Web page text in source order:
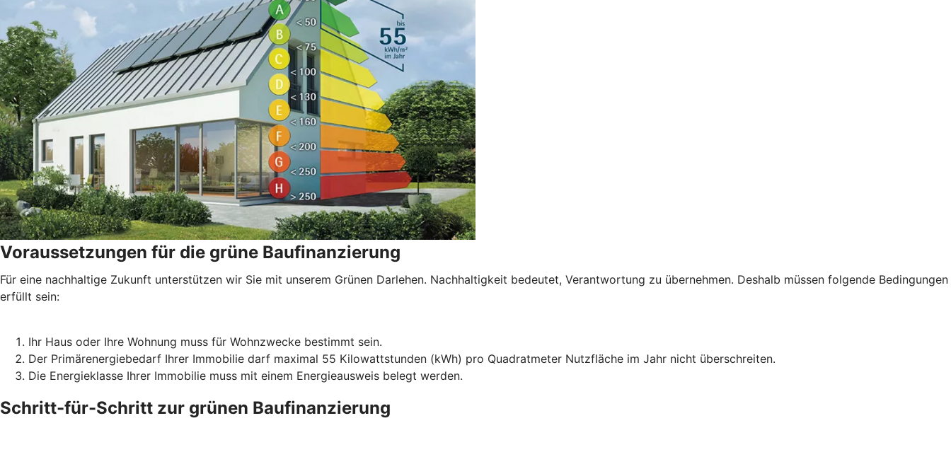
Voraussetzungen für die grüne Baufinanzierung
Für eine nachhaltige Zukunft unterstützen wir Sie mit unserem Grünen Darlehen. Nachhaltigkeit bedeutet, Verantwortung zu übernehmen. Deshalb müssen folgende Bedingungen
erfüllt sein:
Ihr Haus oder Ihre Wohnung muss für Wohnzwecke bestimmt sein.
Der Primärenergiebedarf Ihrer Immobilie darf maximal 55 Kilowattstunden (kWh) pro Quadratmeter Nutzfläche im Jahr nicht überschreiten.
Die Energieklasse Ihrer Immobilie muss mit einem Energieausweis belegt werden.
Schritt-für-Schritt zur grünen Baufinanzierung